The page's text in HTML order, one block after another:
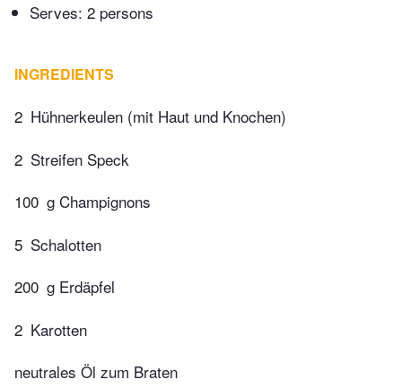
Serves: 2 persons
INGREDIENTS
2 Hühnerkeulen (mit Haut und Knochen)
2 Streifen Speck
100 g Champignons
5 Schalotten
200 g Erdäpfel
2 Karotten
neutrales Öl zum Braten